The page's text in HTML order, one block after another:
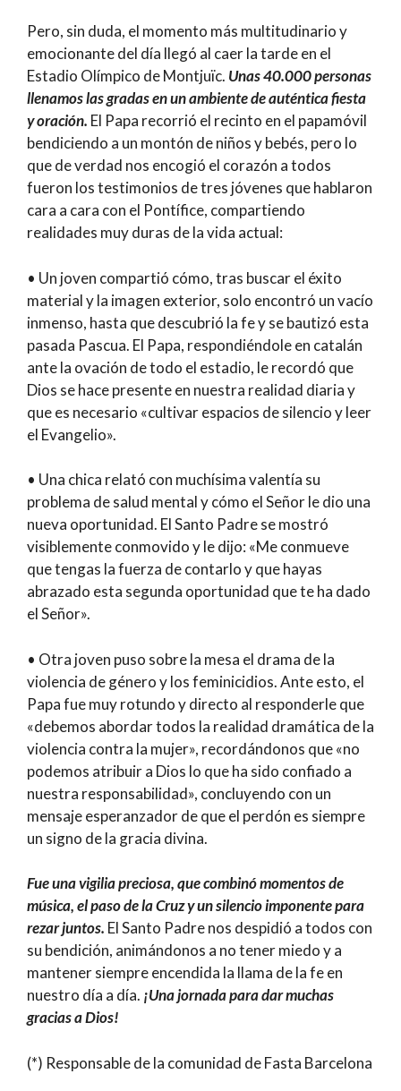
Pero, sin duda, el momento más multitudinario y
emocionante del día llegó al caer la tarde en el
Estadio Olímpico de Montjuïc. Unas 40.000 personas
llenamos las gradas en un ambiente de auténtica fiesta
y oración. El Papa recorrió el recinto en el papamóvil
bendiciendo a un montón de niños y bebés, pero lo
que de verdad nos encogió el corazón a todos
fueron los testimonios de tres jóvenes que hablaron
cara a cara con el Pontífice, compartiendo
realidades muy duras de la vida actual:
• Un joven compartió cómo, tras buscar el éxito
material y la imagen exterior, solo encontró un vacío
inmenso, hasta que descubrió la fe y se bautizó esta
pasada Pascua. El Papa, respondiéndole en catalán
ante la ovación de todo el estadio, le recordó que
Dios se hace presente en nuestra realidad diaria y
que es necesario «cultivar espacios de silencio y leer
el Evangelio».
• Una chica relató con muchísima valentía su
problema de salud mental y cómo el Señor le dio una
nueva oportunidad. El Santo Padre se mostró
visiblemente conmovido y le dijo: «Me conmueve
que tengas la fuerza de contarlo y que hayas
abrazado esta segunda oportunidad que te ha dado
el Señor».
• Otra joven puso sobre la mesa el drama de la
violencia de género y los feminicidios. Ante esto, el
Papa fue muy rotundo y directo al responderle que
«debemos abordar todos la realidad dramática de la
violencia contra la mujer», recordándonos que «no
podemos atribuir a Dios lo que ha sido confiado a
nuestra responsabilidad», concluyendo con un
mensaje esperanzador de que el perdón es siempre
un signo de la gracia divina.
Fue una vigilia preciosa, que combinó momentos de
música, el paso de la Cruz y un silencio imponente para
rezar juntos. El Santo Padre nos despidió a todos con
su bendición, animándonos a no tener miedo y a
mantener siempre encendida la llama de la fe en
nuestro día a día. ¡Una jornada para dar muchas
gracias a Dios!
(*) Responsable de la comunidad de Fasta Barcelona